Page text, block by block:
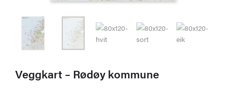
Veggkart – Rødøy kommune